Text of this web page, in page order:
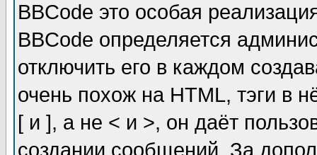
BBCode это особая
BBCode определяется
отключить его в каждом
очень похож на HTML, тэги в
[ и ], а не < и >, он даёт
создании сообщений. За